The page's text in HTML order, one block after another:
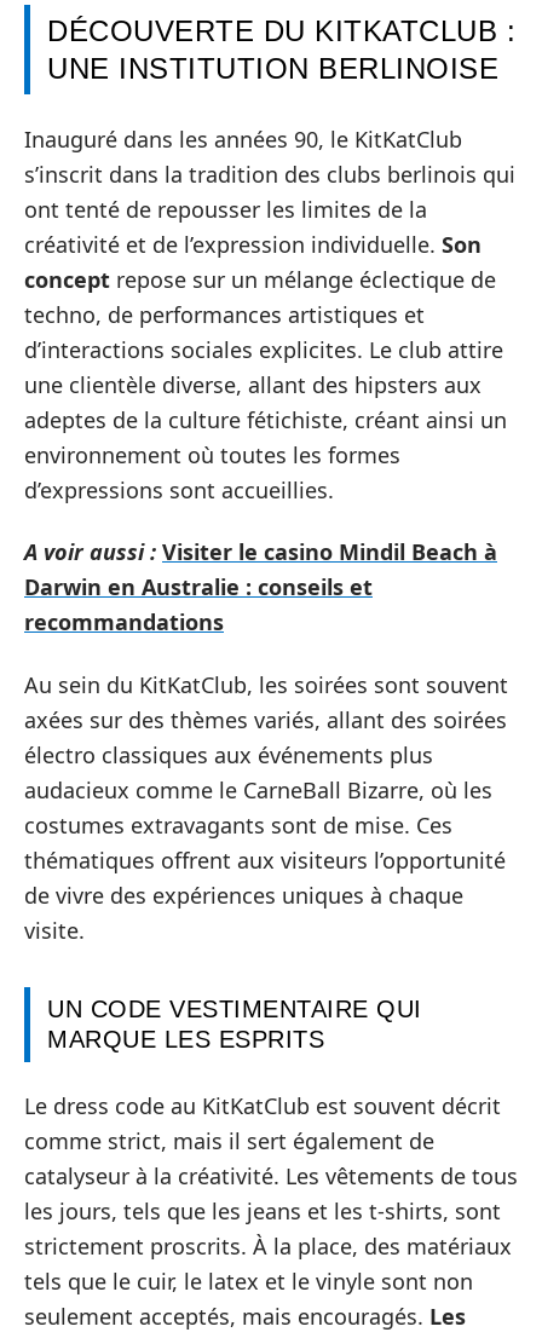
DÉCOUVERTE DU KITKATCLUB :
UNE INSTITUTION BERLINOISE
Inauguré dans les années 90, le KitKatClub
s’inscrit dans la tradition des clubs berlinois qui
ont tenté de repousser les limites de la
créativité et de l’expression individuelle. Son
concept repose sur un mélange éclectique de
techno, de performances artistiques et
d’interactions sociales explicites. Le club attire
une clientèle diverse, allant des hipsters aux
adeptes de la culture fétichiste, créant ainsi un
environnement où toutes les formes
d’expressions sont accueillies.
A voir aussi : Visiter le casino Mindil Beach à
Darwin en Australie : conseils et
recommandations
Au sein du KitKatClub, les soirées sont souvent
axées sur des thèmes variés, allant des soirées
électro classiques aux événements plus
audacieux comme le CarneBall Bizarre, où les
costumes extravagants sont de mise. Ces
thématiques offrent aux visiteurs l’opportunité
de vivre des expériences uniques à chaque
visite.
UN CODE VESTIMENTAIRE QUI
MARQUE LES ESPRITS
Le dress code au KitKatClub est souvent décrit
comme strict, mais il sert également de
catalyseur à la créativité. Les vêtements de tous
les jours, tels que les jeans et les t-shirts, sont
strictement proscrits. À la place, des matériaux
tels que le cuir, le latex et le vinyle sont non
seulement acceptés, mais encouragés. Les